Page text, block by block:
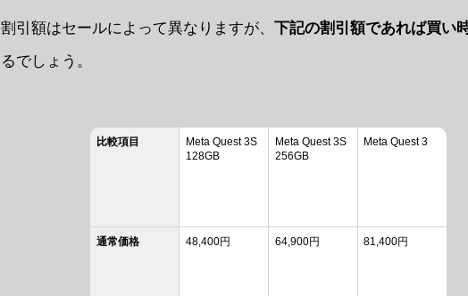
割引額はセールによって異なりますが、下記の割引額であれば買い
るでしょう。
比較項目
Meta Quest 3S
128GB
Meta Quest 3S
256GB
Meta Quest 3
通常価格 48,400円 64,900円 81,400円